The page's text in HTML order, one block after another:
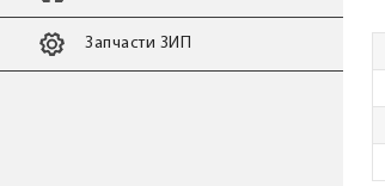
Запчасти ЗИП